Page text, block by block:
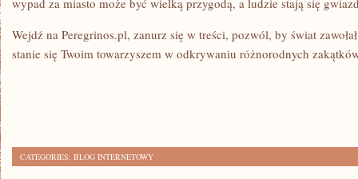
wypad za miasto może być wielką przygodą, a ludzie stają się
Wejdź na Peregrinos.pl, zanurz się w treści, pozwól, by świat
stanie się Twoim towarzyszem w odkrywaniu różnorodnych
CATEGORIES: BLOG INTERNETOWY